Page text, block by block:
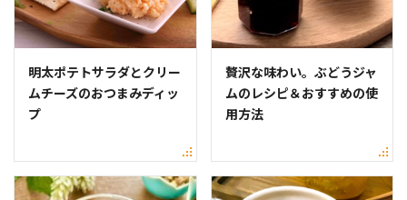
明太ポテトサラダとクリー
ムチーズのおつまみディッ
プ
贅沢な味わい。ぶどうジャ
ムのレシピ＆おすすめの使
用方法